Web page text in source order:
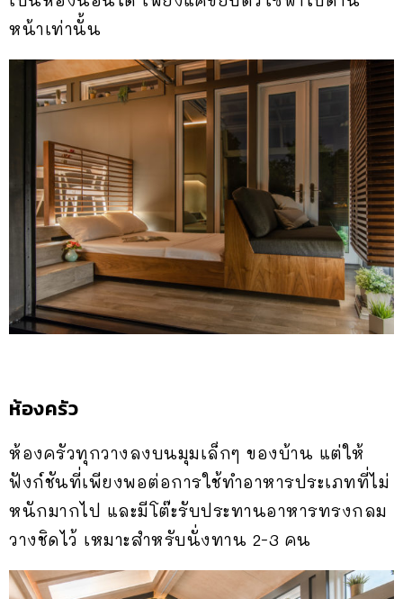
หน้าเท่านั้น
ห้องครัว
ห้องครัวทุกวางลงบนมุมเล็กๆ ของบ้าน แต่ให้
ฟังก์ชันที่เพียงพอต่อการใช้ทำอาหารประเภทที่ไม่
หนักมากไป และมีโต๊ะรับประทานอาหารทรงกลม
วางชิดไว้ เหมาะสำหรับนั่งทาน 2-3 คน